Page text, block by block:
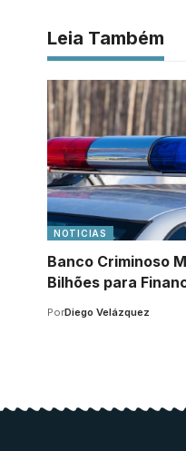
Leia Também
NOTICIAS
Banco Criminoso
Bilhões para
PorDiego Velázquez